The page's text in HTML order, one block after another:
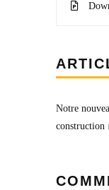
Notre
construction